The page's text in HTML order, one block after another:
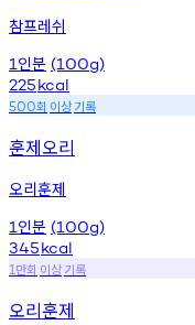
참프레쉬
1 인분 (100g)
225kcal
500회 이상기록
훈제오리
오리훈제
1 인분 (100g)
345kcal
1 만회 이상기록
오리훈제